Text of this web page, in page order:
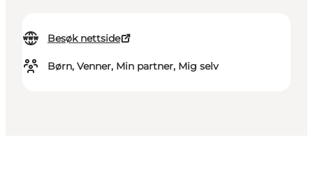
Besøk nettside
Børn, Venner, Min partner, Mig selv